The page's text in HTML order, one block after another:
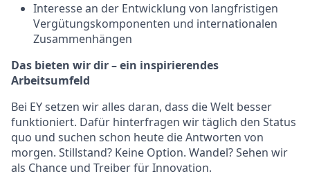
Interesse an der Entwicklung von langfristigen
Vergütungskomponenten und internationalen
Zusammenhängen
Das bieten wir dir – ein inspirierendes
Arbeitsumfeld
Bei EY setzen wir alles daran, dass die Welt besser
funktioniert. Dafür hinterfragen wir täglich den Status
quo und suchen schon heute die Antworten von
morgen. Stillstand? Keine Option. Wandel? Sehen wir
als Chance und Treiber für Innovation.